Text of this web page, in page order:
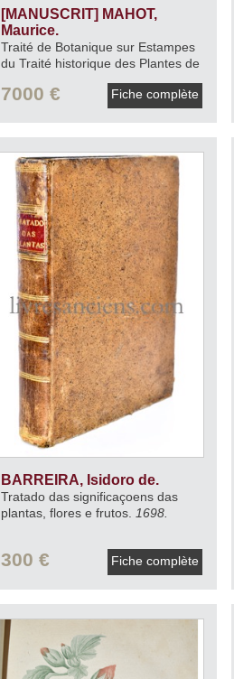
[MANUSCRIT] MAHOT,
Maurice.
Traité de Botanique sur Estampes
du Traité historique des Plantes de
Tournefort & Linné.[1762-1770].
7000 € Fiche complète
BARREIRA, Isidoro de.
Tratado das significaçoens das
plantas, flores e frutos. 1698.
300 € Fiche complète